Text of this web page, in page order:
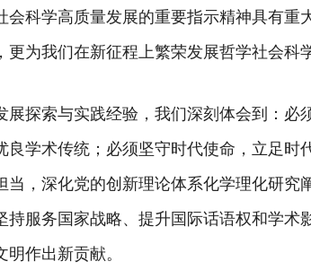
会科学高质量发展的重要指示精神具有
为我们在新征程上繁荣发展哲学社会科
探索与实践经验，我们深刻体会到：
学术传统；必须坚守时代使命，立足
，深化党的创新理论体系化学理化研
服务国家战略、提升国际话语权和学
作出新贡献。